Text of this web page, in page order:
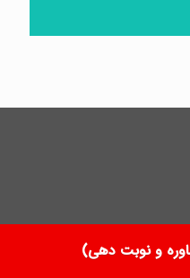
با مدیریت دکتر سیده
و نوبت دهی)